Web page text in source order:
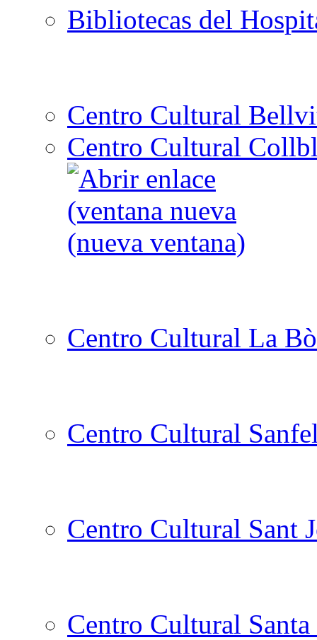
Bibliotecas del
Centro Cultural
Centro Cultural
Centro Cultural La
Centro Cultural
Centro Cultural Sant
Centro Cultural